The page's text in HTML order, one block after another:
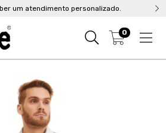
um atendimento personalizado.
0